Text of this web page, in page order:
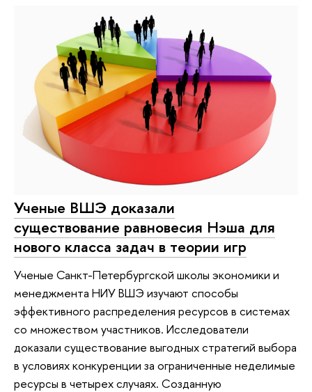
Ученые ВШЭ доказали
существование равновесия Нэша для
нового класса задач в теории игр
Ученые Санкт-Петербургской школы экономики и
менеджмента НИУ ВШЭ изучают способы
эффективного распределения ресурсов в системах
со множеством участников. Исследователи
доказали существование выгодных стратегий выбора
в условиях конкуренции за ограниченные неделимые
ресурсы в четырех случаях. Созданную